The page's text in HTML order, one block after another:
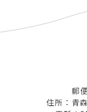
郵
住所：青